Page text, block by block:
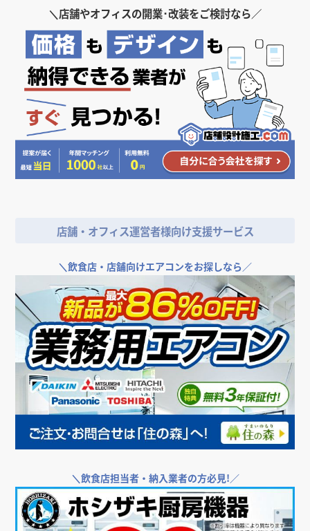
見方やポイント
オシャレなコンクリート打ちっぱなしの内装のメリッ
ト・デメリット
内装工事の費用と内訳、コストを安く抑えるためのポ
イント
DIYでお店のコンセントを増設したい？それ、資格が
必要です！費用相場も紹介
飲食店がスケルトン天井にした場合のメリット・デメ
リット
いておさらい
飲食店を開業するなら、個人事業主と法人どっちがい
いの？
飲食店オーナーが知っておきたい消防法。消防設備の
設置基準や届け出などを解説
悩みやすい店舗内装工事の勘定科目4つについて、例
を挙げながら分かりやすく解説
飲食店開業に必須の消防検査の流れ、内容、ポイント
上がり框（あがりかまち）とは？設置するメリットや
素材・デザインについて
電灯と動力の違いとは？用語の意味と電気料金の違い
を解説
梁（はり）とは？内装デザイン・工事での役割や、お
客様に与える印象について解説
飲食店の看板デザイン。繁盛するお店の看板はここが
違う！
竣工とはどういう意味？今さら聞けない建築用語の基
建築資材はなぜ高騰？ウッドショック、円安、ウクラ
イナ情勢など理由を解説
飲食店の内装工事の際は挨拶状の用意を。注意点、挨
拶文の書き方について解説
飲食店開業の要！業務用厨房機器の選び方完全ガイド
｜業種別の必須リストと失敗しない配置のコツ
飲食店開業に必要な営業許可。保健所の申請書類や設
備の条件など解説
自宅兼店舗のメリット・デメリット、失敗しないポイ
ントを解説
自宅カフェを開業する場合の物件条件や資格、費用相
場をチェック！
コロナ収束後の店舗開業、飲食店が気を付けるべきポ
いくらかかる？飲食店の開業資金。平均相場や調達方
法、節約するコツを解説
ポイントや色彩の持つ心理効果について解説
プレハブ工法とは？店舗に採用したいなら押さえてお
きたいメリット・デメリットや注意点を解説
生産性を高めるオフィス・事務所の内装デザイン、お
すすめのレイアウト
商品ディスプレイの基本テクニック6選。購入意欲を
高める陳列方法と効果
＼店舗やオフィスの開業･改装をご検討なら／
店舗・オフィス運営者様向け支援サービス
＼飲食店・店舗向けエアコンをお探しなら／
＼飲食店担当者・納入業者の方必見!／